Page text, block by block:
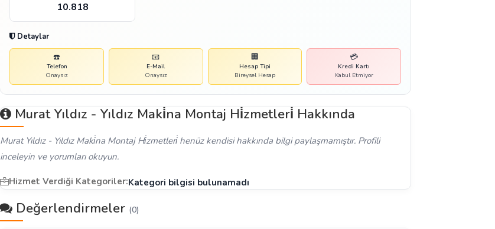
10.818
Detaylar
☎️
Telefon
Onaysız
📧
E-Mail
Onaysız
🏢
Hesap Tipi
Bireysel Hesap
💳
Kredi Kartı
Kabul Etmiyor
Murat Yıldız - Yıldız Maki̇na Montaj Hi̇zmetleri̇ Hakkında
Murat Yıldız - Yıldız Maki̇na Montaj Hi̇zmetleri̇ henüz kendisi hakkında bilgi paylaşmamıştır. Profili
inceleyin ve yorumları okuyun.
Hizmet Verdiği Kategoriler:Kategori bilgisi bulunamadı
Değerlendirmeler (0)